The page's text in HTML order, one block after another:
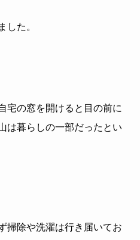
した。
宅の窓を開けると目の前に
は暮らしの一部だったとい
掃除や洗濯は行き届いてお